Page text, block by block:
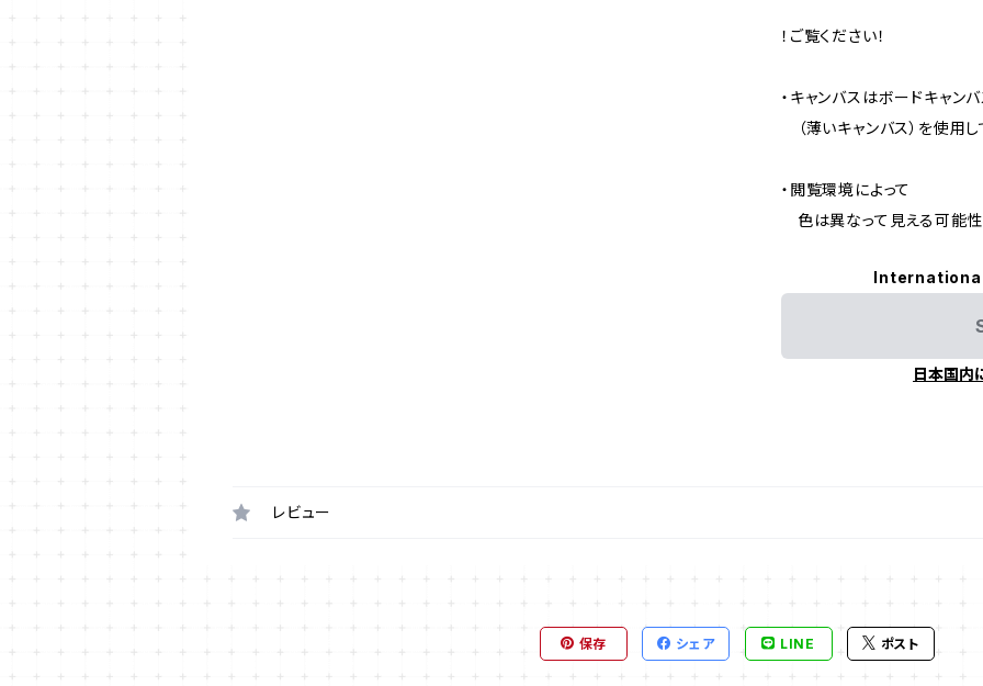
！ご覧ください！
・キャンバスはボードキャン
（薄いキャンバス）を使用し
・閲覧環境によって
色は異なって見える可能性
日本国内
レビュー
保存 シェア LINE ポスト